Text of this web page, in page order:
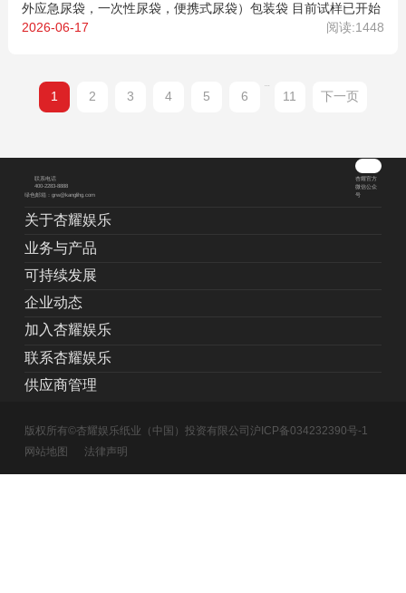
外应急尿袋，一次性尿袋，便携式尿袋）包装袋 目前试样已开始
2026-06-17
阅读:1448
1 2 3 4 5 6 11 下一页
联系电话
400-2283-8888
绿色邮箱：grw@kanglihg.com
杏耀官方
微信公众
号
关于杏耀娱乐
业务与产品
可持续发展
企业动态
加入杏耀娱乐
联系杏耀娱乐
供应商管理
版权所有©杏耀娱乐纸业（中国）投资有限公司沪ICP备034232390号-1
网站地图
法律声明